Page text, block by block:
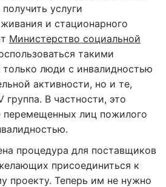
услуги
и стационарного
Министерство социальной
такими
только люди с инвалидностью
активности, но и те,
группа. В частности, это
перемещенных лиц пожилого
процедура для поставщиков
присоединиться к
проекту. Теперь им не нужно